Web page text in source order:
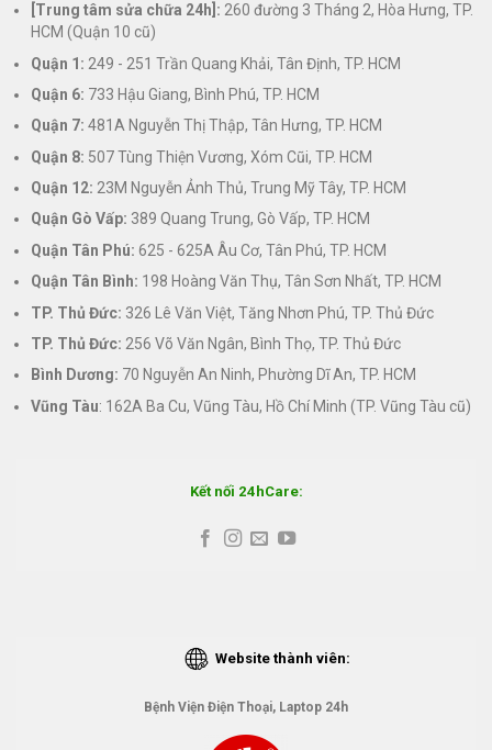
[Trung tâm sửa chữa 24h]: 260 đường 3 Tháng 2, Hòa Hưng, TP.
HCM (Quận 10 cũ)
Quận 1: 249 - 251 Trần Quang Khải, Tân Định, TP. HCM
Quận 6: 733 Hậu Giang, Bình Phú, TP. HCM
Quận 7: 481A Nguyễn Thị Thập, Tân Hưng, TP. HCM
Quận 8: 507 Tùng Thiện Vương, Xóm Cũi, TP. HCM
Quận 12: 23M Nguyễn Ảnh Thủ, Trung Mỹ Tây, TP. HCM
Quận Gò Vấp: 389 Quang Trung, Gò Vấp, TP. HCM
Quận Tân Phú: 625 - 625A Âu Cơ, Tân Phú, TP. HCM
Quận Tân Bình: 198 Hoàng Văn Thụ, Tân Sơn Nhất, TP. HCM
TP. Thủ Đức: 326 Lê Văn Việt, Tăng Nhơn Phú, TP. Thủ Đức
TP. Thủ Đức: 256 Võ Văn Ngân, Bình Thọ, TP. Thủ Đức
Bình Dương: 70 Nguyễn An Ninh, Phường Dĩ An, TP. HCM
Vũng Tàu: 162A Ba Cu, Vũng Tàu, Hồ Chí Minh (TP. Vũng Tàu cũ)
Kết nối 24hCare:
Website thành viên:
Bệnh Viện Điện Thoại, Laptop 24h